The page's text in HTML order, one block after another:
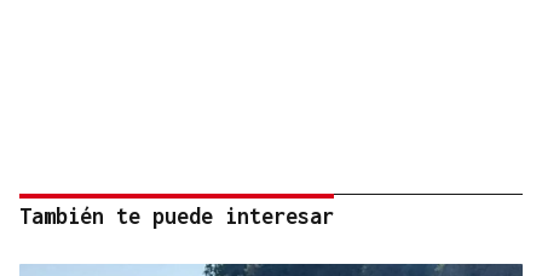
También te puede interesar